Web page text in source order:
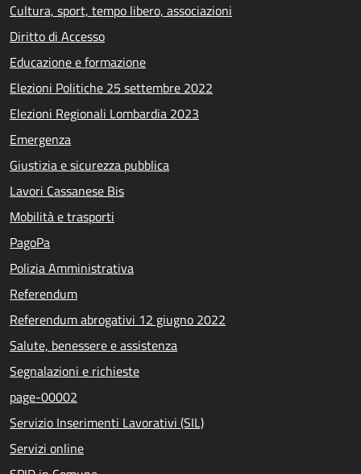
Cultura, sport, tempo libero, associazioni
Diritto di Accesso
Educazione e formazione
Elezioni Politiche 25 settembre 2022
Elezioni Regionali Lombardia 2023
Emergenza
Giustizia e sicurezza pubblica
Lavori Cassanese Bis
Mobilità e trasporti
PagoPa
Polizia Amministrativa
Referendum
Referendum abrogativi 12 giugno 2022
Salute, benessere e assistenza
Segnalazioni e richieste
page-00002
Servizio Inserimenti Lavorativi (SIL)
Servizi online